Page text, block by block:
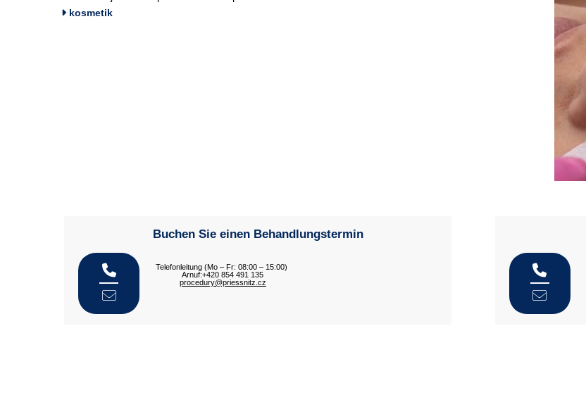
kosmetik
Buchen Sie einen Behandlungstermin
Telefonleitung (Mo – Fr: 08:00 – 15:00)
Arnuf:+420 854 491 135
procedury@priessnitz.cz